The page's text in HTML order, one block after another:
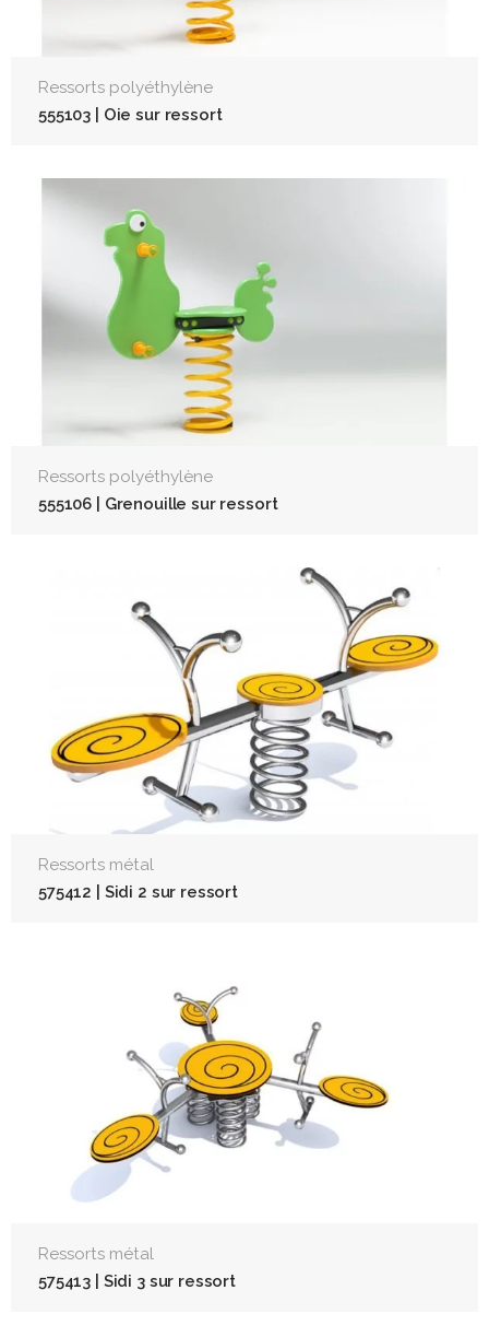
Ressorts polyéthylène
555103 | Oie sur ressort
Ressorts polyéthylène
555106 | Grenouille sur ressort
Ressorts métal
575412 | Sidi 2 sur ressort
Ressorts métal
575413 | Sidi 3 sur ressort